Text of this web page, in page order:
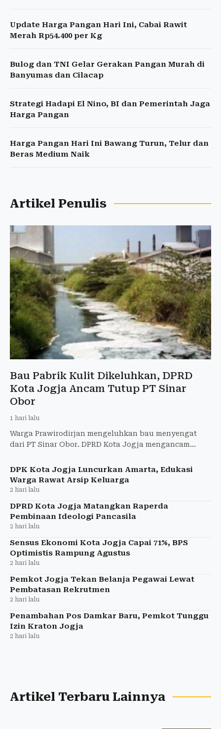
Update Harga Pangan Hari Ini, Cabai Rawit
Merah Rp54.400 per Kg
Bulog dan TNI Gelar Gerakan Pangan Murah di
Banyumas dan Cilacap
Strategi Hadapi El Nino, BI dan Pemerintah Jaga
Harga Pangan
Harga Pangan Hari Ini Bawang Turun, Telur dan
Beras Medium Naik
Artikel Penulis
Bau Pabrik Kulit Dikeluhkan, DPRD
Kota Jogja Ancam Tutup PT Sinar
Obor
1 hari lalu
Warga Prawirodirjan mengeluhkan bau menyengat
dari PT Sinar Obor. DPRD Kota Jogja mengancam
DPK Kota Jogja Luncurkan Amarta, Edukasi
Warga Rawat Arsip Keluarga
2 hari lalu
DPRD Kota Jogja Matangkan Raperda
Pembinaan Ideologi Pancasila
2 hari lalu
Sensus Ekonomi Kota Jogja Capai 71%, BPS
Optimistis Rampung Agustus
2 hari lalu
Pemkot Jogja Tekan Belanja Pegawai Lewat
Pembatasan Rekrutmen
2 hari lalu
Penambahan Pos Damkar Baru, Pemkot Tunggu
Izin Kraton Jogja
2 hari lalu
Artikel Terbaru Lainnya